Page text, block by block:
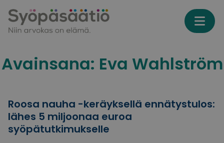
Avainsana: Eva Wahlström
Roosa nauha -keräyksellä ennätystulos:
lähes 5 miljoonaa euroa
syöpätutkimukselle